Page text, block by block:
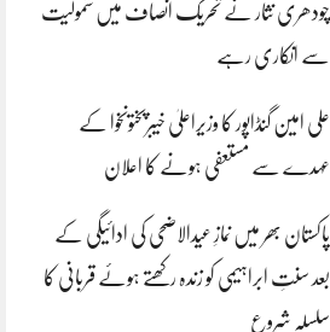
چودھری نثار نے تحریک انصاف میں شمولیت
سے انکاری رہے
علی امین گنڈاپور کا وزیراعلیٰ خیبرپختونخوا کے
عہدے سے مستعفی ہونے کا اعلان
پاکستان بھر میں نمازِ عیدالاضحی کی ادائیگی کے
بعد سنتِ ابراہیمی کو زندہ رکھتے ہوئے قربانی کا
سلسلہ شروع